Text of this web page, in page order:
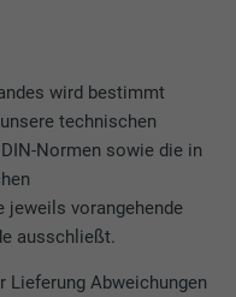
wird bestimmt
technischen
Normen sowie die in
jeweils vorangehende
ausschließt.
Lieferung Abweichungen